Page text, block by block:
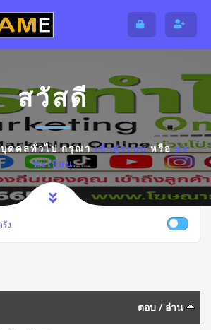
สวัสดี
บุคคลทั่วไปกรุณาเข้าสู่ระบบหรือลง
ทะเบียน
รัง
ตอบ / อ่าน